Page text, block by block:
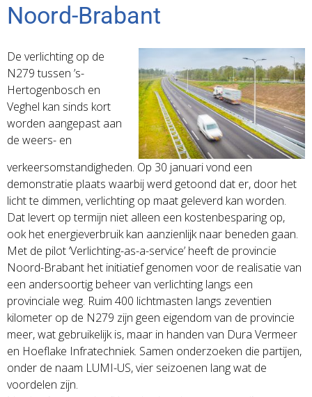
Noord-Brabant
De verlichting op de
N279 tussen ’s-
Hertogenbosch en
Veghel kan sinds kort
worden aangepast aan
de weers- en
verkeersomstandigheden. Op 30 januari vond een
demonstratie plaats waarbij werd getoond dat er, door het
licht te dimmen, verlichting op maat geleverd kan worden.
Dat levert op termijn niet alleen een kostenbesparing op,
ook het energieverbruik kan aanzienlijk naar beneden gaan.
Met de pilot ‘Verlichting-as-a-service’ heeft de provincie
Noord-Brabant het initiatief genomen voor de realisatie van
een andersoortig beheer van verlichting langs een
provinciale weg. Ruim 400 lichtmasten langs zeventien
kilometer op de N279 zijn geen eigendom van de provincie
meer, wat gebruikelijk is, maar in handen van Dura Vermeer
en Hoeflake Infratechniek. Samen onderzoeken die partijen,
onder de naam LUMI-US, vier seizoenen lang wat de
voordelen zijn.